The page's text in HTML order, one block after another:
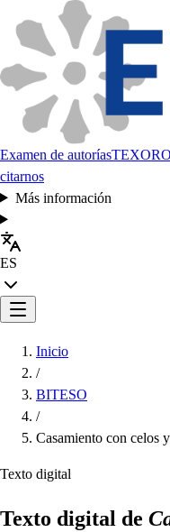
Examen de autoríasTEXORO
citarnos
Más información
ES
Inicio
/
BITESO
/
Casamiento con celos
Texto digital
Texto digital de